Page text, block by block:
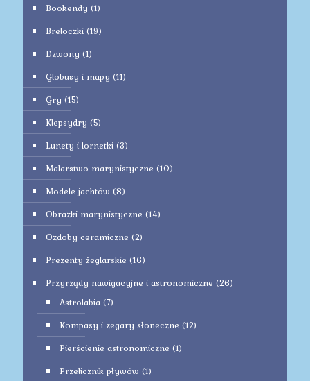
Bookendy (1)
Breloczki (19)
Dzwony (1)
Globusy i mapy (11)
Gry (15)
Klepsydry (5)
Lunety i lornetki (3)
Malarstwo marynistyczne (10)
Modele jachtów (8)
Obrazki marynistyczne (14)
Ozdoby ceramiczne (2)
Prezenty żeglarskie (16)
Przyrządy nawigacyjne i astronomiczne (26)
Astrolabia (7)
Kompasy i zegary słoneczne (12)
Pierścienie astronomiczne (1)
Przelicznik pływów (1)